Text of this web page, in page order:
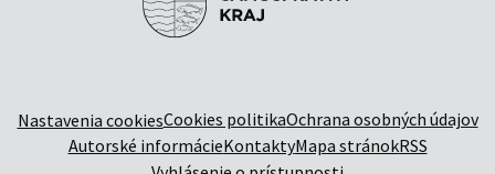
Nastavenia cookiesCookies politikaOchrana osobných údajov
Autorské informácieKontaktyMapa stránokRSS